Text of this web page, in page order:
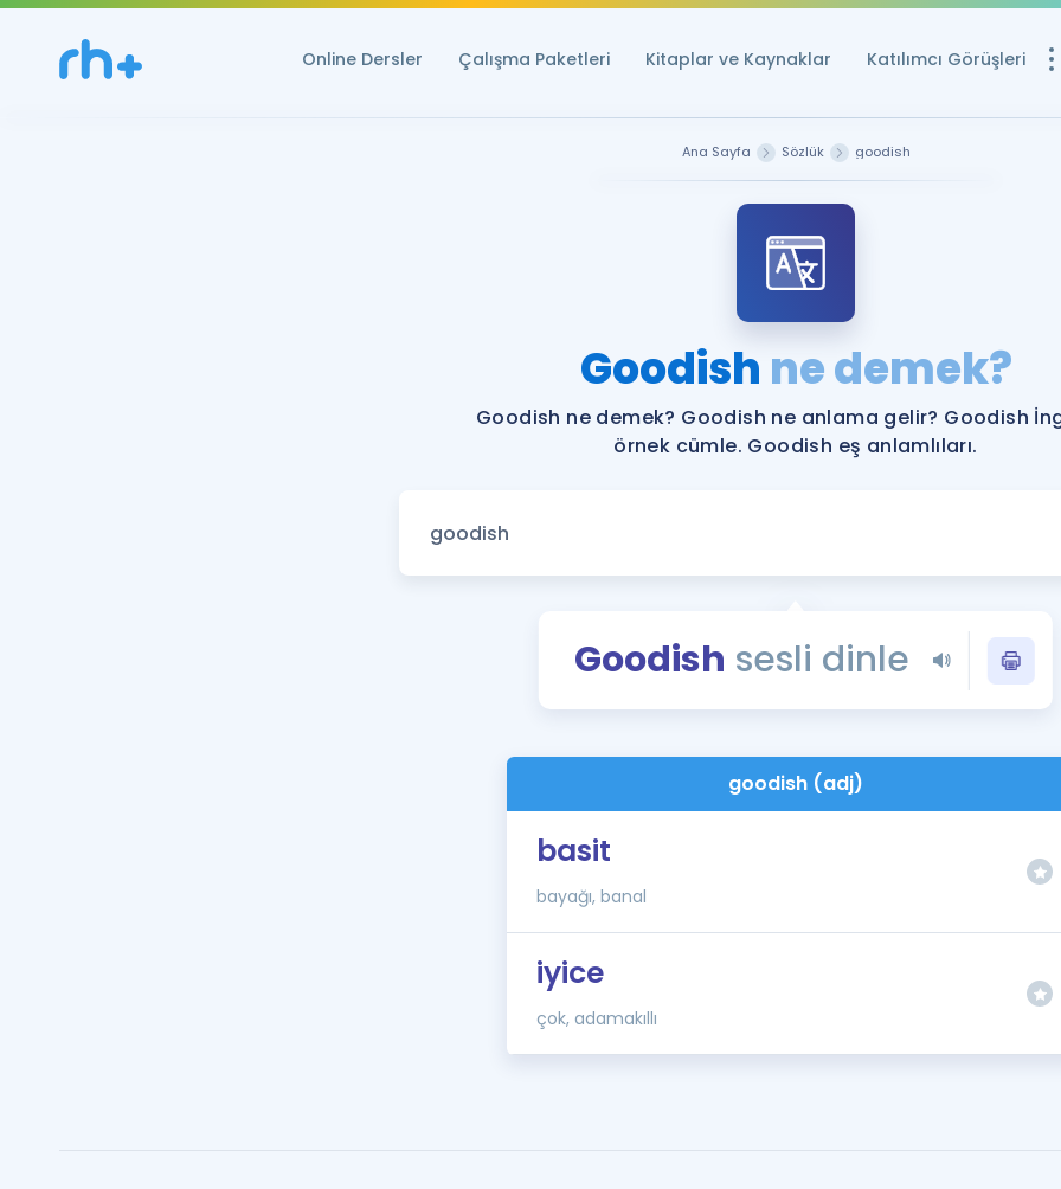
Online Dersler Çalışma Paketleri Kitaplar ve Kaynaklar Katılımcı Görüşleri
YDS ve YÖKDİL
Rehberlik Aracı
YDS ve YÖKDİL'e
Tüm ÖSYM
YDS - YÖKDİL
İngilizce Gramer
Ana Sayfa Sözlük goodish
Goodish ne demek?
Goodish ne demek? Goodish ne anlama gelir? Goodish
örnek cümle. Goodish eş anlamlıları.
Goodish sesli dinle
goodish (adj)
basit
bayağı, banal
iyice
çok, adamakıllı